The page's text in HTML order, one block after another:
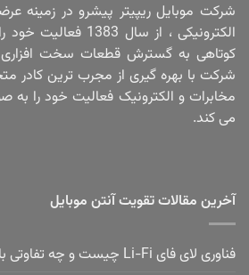
شرکت موبایل ریپیتر پیشرو در زمینه
الکترونیکی ، از سال
کوتاهی به گسترش قطعات سخت
شرکت با بهره گیری از مجرب ترین کادر
مخابرات و الکترونیک فعالیت خود را به
می کند.
آخرین مقالات تقویت آنتن موبایل
فناوری لای فای Li-Fi چیست و چه تفاوتی با وای فای Wi-Fi دارد؟